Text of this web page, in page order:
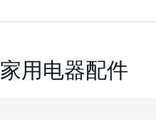
家用电器配件